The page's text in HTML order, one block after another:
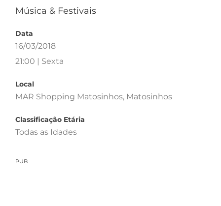
Música & Festivais
Data
16/03/2018
21:00 | Sexta
Local
MAR Shopping Matosinhos, Matosinhos
Classificação Etária
Todas as Idades
PUB